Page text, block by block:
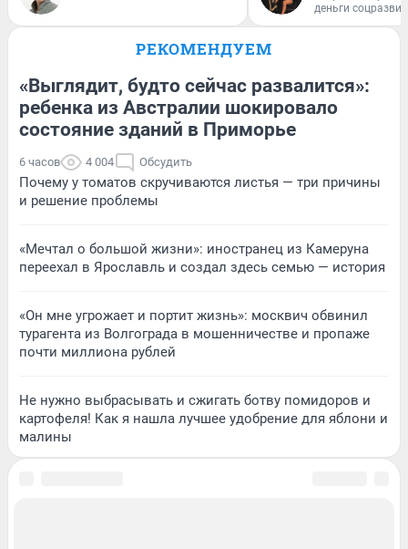
деньги
РЕКОМЕНДУЕМ
«Выглядит, будто сейчас развалится»:
ребенка из Австралии шокировало
состояние зданий в Приморье
6 часов 4 004 Обсудить
Почему у томатов скручиваются листья — три причины
и решение проблемы
«Мечтал о большой жизни»: иностранец из Камеруна
переехал в Ярославль и создал здесь семью — история
«Он мне угрожает и портит жизнь»: москвич обвинил
турагента из Волгограда в мошенничестве и пропаже
почти миллиона рублей
Не нужно выбрасывать и сжигать ботву помидоров и
картофеля! Как я нашла лучшее удобрение для яблони и
малины